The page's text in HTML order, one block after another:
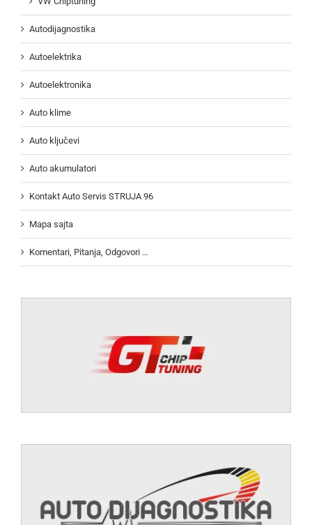
Autodijagnostika
Autoelektrika
Autoelektronika
Auto klime
Auto ključevi
Auto akumulatori
Kontakt Auto Servis STRUJA 96
Mapa sajta
Komentari, Pitanja, Odgovori …